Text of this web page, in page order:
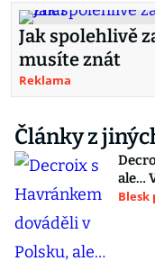
Jak spolehlivě
musíte znát
Reklama
Články z
ale…
Blesk